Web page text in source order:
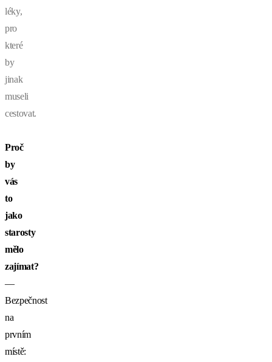
léky,
pro
které
by
jinak
museli
cestovat.
Proč
by
vás
to
jako
starosty
mělo
zajímat?
—
Bezpečnost
na
prvním
místě: